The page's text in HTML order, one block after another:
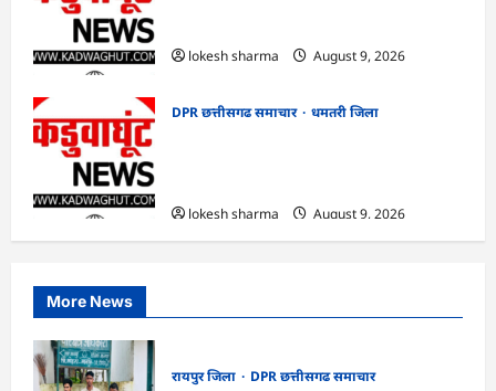
lokesh sharma
August 9, 2026
DPR छत्तीसगढ समाचार
धमतरी जिला
lokesh sharma
August 9, 2026
More News
रायपुर जिला
DPR छत्तीसगढ समाचार